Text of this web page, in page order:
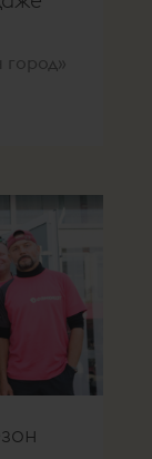
город»